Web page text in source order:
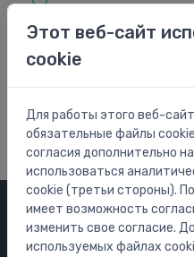
Найти с
Категории
Этот веб-сайт
cookie
Для работы этого веб-
обязательные файлы
согласия дополнительно
использоваться
cookie (третьи стороны).
имеет возможность
изменить свое согласие.
используемых файлах